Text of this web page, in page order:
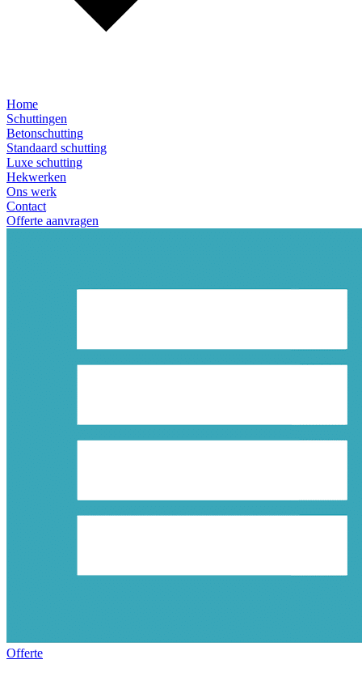
Home
Schuttingen
Betonschutting
Standaard schutting
Luxe schutting
Hekwerken
Ons werk
Contact
Offerte aanvragen
Offerte